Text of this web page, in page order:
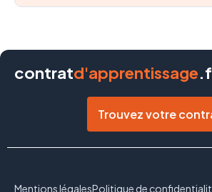
contratd'apprentissage
Trouvez votre
Mentions légalesPolitique de